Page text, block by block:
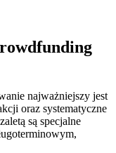
najważniejszy jest
oraz systematyczne
są specjalne